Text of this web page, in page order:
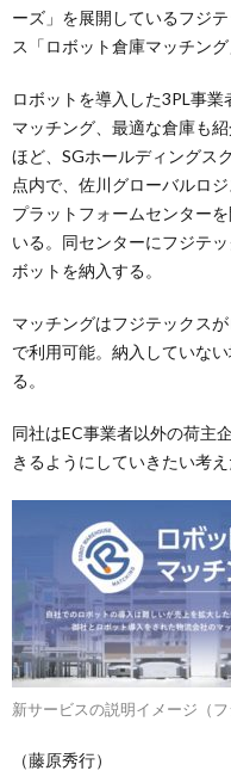
ーズ」を展開しているフジ
ス「ロボット倉庫マッチン
ロボットを導入した3PL事
マッチング、最適な倉庫も
ほど、SGホールディングス
点内で、佐川グローバルロ
プラットフォームセンター
いる。同センターにフジテ
ボットを納入する。
マッチングはフジテックス
で利用可能。納入していな
る。
同社はEC事業者以外の荷主
きるようにしていきたい考え
新サービスの説明イメージ（フ
（藤原秀行）